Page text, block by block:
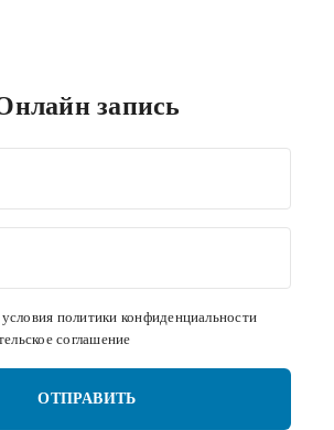
запись
политики конфиденциальности
соглашение